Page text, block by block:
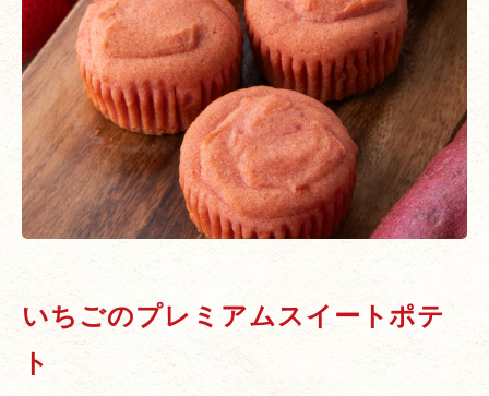
いちごのプレミアムスイートポテ
ト